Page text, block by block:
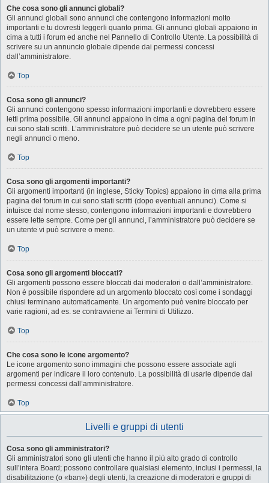
Che cosa sono gli annunci globali?
Gli annunci globali sono annunci che contengono informazioni molto
importanti e tu dovresti leggerli quanto prima. Gli annunci globali appaiono in
cima a tutti i forum ed anche nel Pannello di Controllo Utente. La possibilità di
scrivere su un annuncio globale dipende dai permessi concessi
dall’amministratore.
Top
Cosa sono gli annunci?
Gli annunci contengono spesso informazioni importanti e dovrebbero essere
letti prima possibile. Gli annunci appaiono in cima a ogni pagina del forum in
cui sono stati scritti. L’amministratore può decidere se un utente può scrivere
negli annunci o meno.
Top
Cosa sono gli argomenti importanti?
Gli argomenti importanti (in inglese, Sticky Topics) appaiono in cima alla prima
pagina del forum in cui sono stati scritti (dopo eventuali annunci). Come si
intuisce dal nome stesso, contengono informazioni importanti e dovrebbero
essere lette sempre. Come per gli annunci, l’amministratore può decidere se
un utente vi può scrivere o meno.
Top
Cosa sono gli argomenti bloccati?
Gli argomenti possono essere bloccati dai moderatori o dall’amministratore.
Non è possibile rispondere ad un argomento bloccato così come i sondaggi
chiusi terminano automaticamente. Un argomento può venire bloccato per
varie ragioni, ad es. se contravviene ai Termini di Utilizzo.
Top
Che cosa sono le icone argomento?
Le icone argomento sono immagini che possono essere associate agli
argomenti per indicare il loro contenuto. La possibilità di usarle dipende dai
permessi concessi dall’amministratore.
Top
Livelli e gruppi di utenti
Cosa sono gli amministratori?
Gli amministratori sono gli utenti che hanno il più alto grado di controllo
sull’intera Board; possono controllare qualsiasi elemento, inclusi i permessi, la
disabilitazione (o «ban») degli utenti, la creazione di moderatori e gruppi di